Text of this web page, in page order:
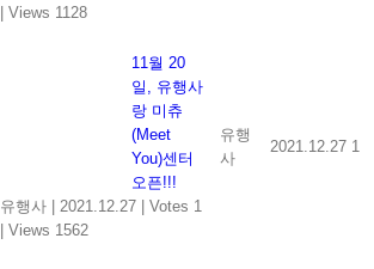
Views 1128
11월 20
일, 유행사
랑 미츄
(Meet
You)센터
오픈!!!
유행사
2021.12.27
Votes 1
Views 1562
유행
사
2021.12.27 1